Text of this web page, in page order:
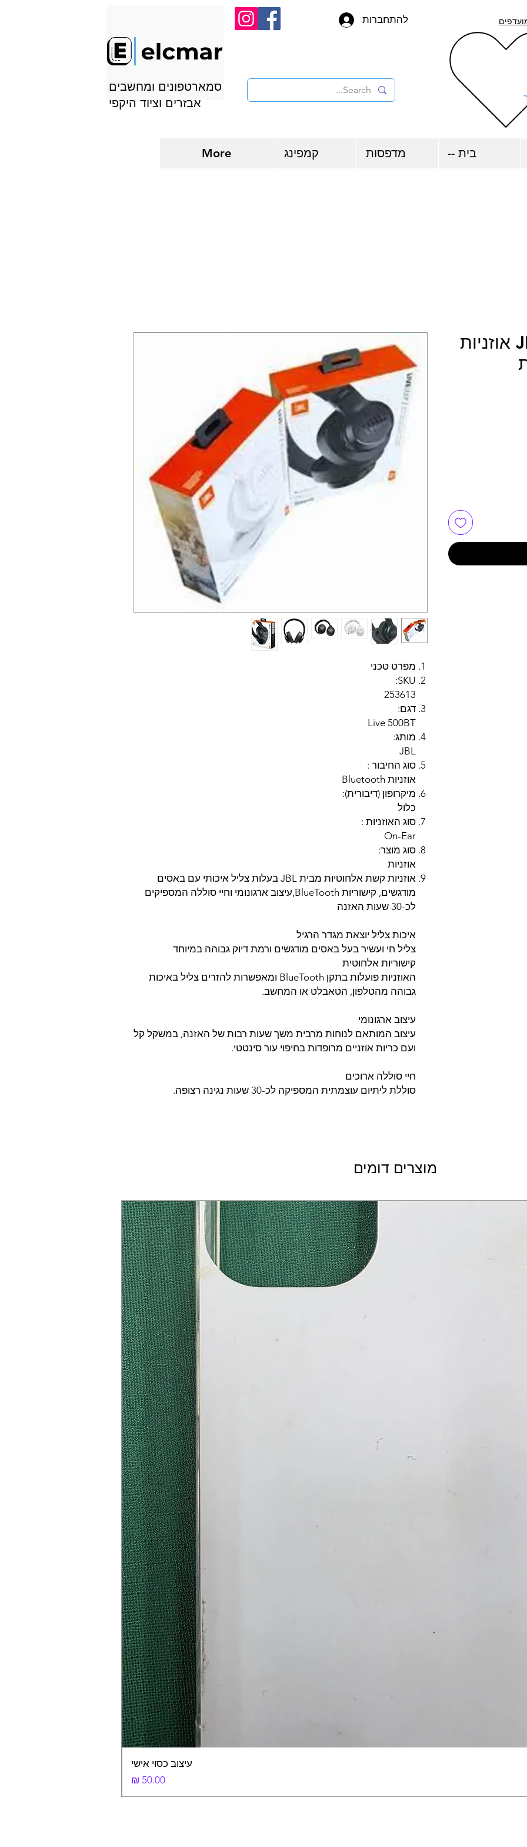
סמארטפונים ומחשבים
אבזרים וציוד היקפי
להתחברות
בית -- מדפסות קמפינג More
מפרט טכני
SKU:
253613
דגם:
Live 500BT
מותג:
JBL
סוג החיבור :
אוזניות Bluetooth
מיקרופון (דיבורית):
כלול
סוג האוזניות :
On-Ear
סוג מוצר:
אוזניות
אוזניות קשת אלחוטיות מבית JBL בעלות צליל איכותי עם באסים
מודגשים, קישוריות BlueTooth,עיצוב ארגונומי וחיי סוללה המספיקים
לכ-30 שעות האזנה
איכות צליל יוצאת מגדר הרגיל
צליל חי ועשיר בעל באסים מודגשים ורמת דיוק גבוהה במיוחד
קישוריות אלחוטית
האוזניות פועלות בתקן BlueTooth ומאפשרות להזרים צליל באיכות
גבוהה מהטלפון, הטאבלט או המחשב.
עיצוב ארגונומי
עיצוב המותאם לנוחות מרבית משך שעות רבות של האזנה, במשקל קל
ועם כריות אוזניים מרופדות בחיפוי עור סינטטי.
חיי סוללה ארוכים
סוללת ליתיום עוצמתית המספיקה לכ-30 שעות נגינה רצופה.
JBL LIVE 500BT אוזניות
מוצרים דומים
עיצוב כסוי אישי
מחיר